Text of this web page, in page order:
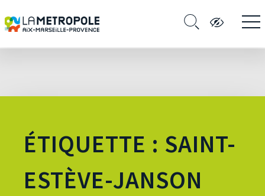
ÉTIQUETTE : SAINT-
ESTÈVE-JANSON